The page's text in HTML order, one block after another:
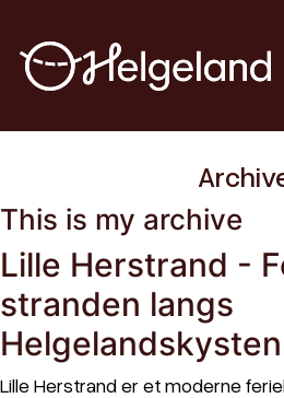
This is my archive
Lille Herstrand -
stranden langs
Helgelandskysten
Lille Herstrand er et moderne